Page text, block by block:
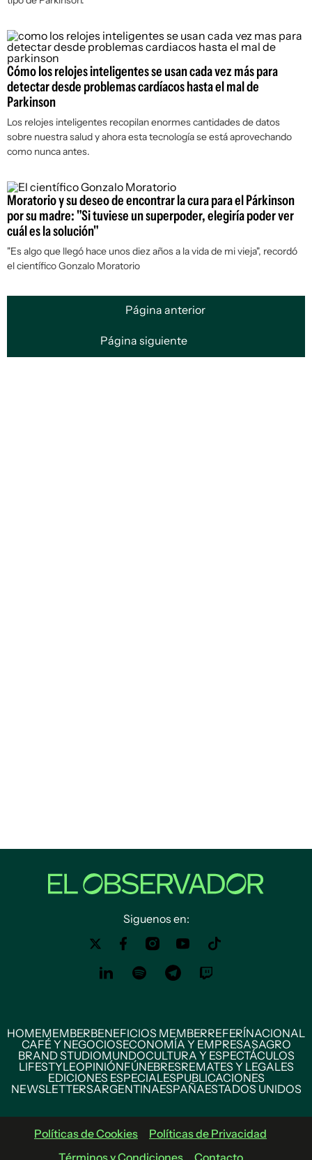
Cómo los relojes inteligentes se usan cada vez más para
detectar desde problemas cardíacos hasta el mal de
Parkinson
Los relojes inteligentes recopilan enormes cantidades de datos
sobre nuestra salud y ahora esta tecnología se está aprovechando
como nunca antes.
Moratorio y su deseo de encontrar la cura para el Párkinson
por su madre: "Si tuviese un superpoder, elegiría poder ver
cuál es la solución"
"Es algo que llegó hace unos diez años a la vida de mi vieja", recordó
el científico Gonzalo Moratorio
Página anterior
Página siguiente
Siguenos en:
HOMEMEMBERBENEFICIOS MEMBERREFERÍNACIONAL
CAFÉ Y NEGOCIOSECONOMÍA Y EMPRESASAGRO
BRAND STUDIOMUNDOCULTURA Y ESPECTÁCULOS
LIFESTYLEOPINIÓNFÚNEBRESREMATES Y LEGALES
EDICIONES ESPECIALESPUBLICACIONES
NEWSLETTERSARGENTINAESPAÑAESTADOS UNIDOS
Políticas de Cookies
Políticas de Privacidad
Términos y Condiciones
Contacto